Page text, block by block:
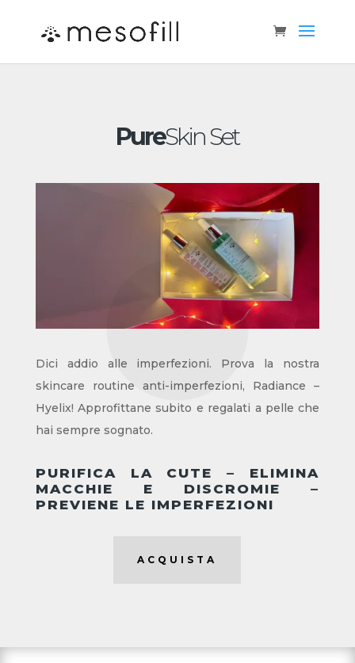
PureSkin Set
Dici addio alle imperfezioni. Prova la nostra
skincare routine anti-imperfezioni, Radiance –
Hyelix! Approfittane subito e regalati a pelle che
hai sempre sognato.
PURIFICA LA CUTE – ELIMINA
MACCHIE E DISCROMIE –
PREVIENE LE IMPERFEZIONI
ACQUISTA